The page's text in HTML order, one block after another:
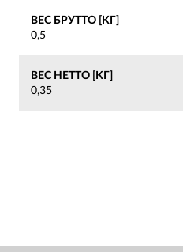
ВЕС БРУТТО [КГ]
0,5
ВЕС НЕТТО [КГ]
0,35